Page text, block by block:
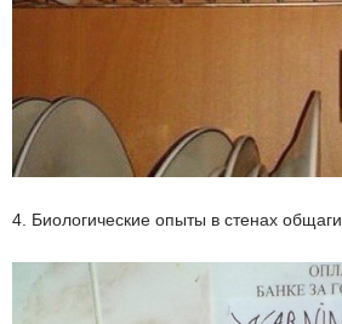
4. Биологические опыты в стенах общаги